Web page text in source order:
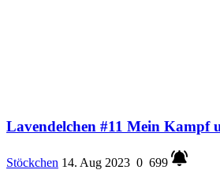
Lavendelchen #11 Mein Kampf
Stöckchen 14. Aug 2023 0 699